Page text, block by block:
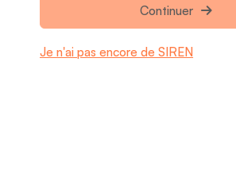
Continuer
Je n'ai pas encore de SIREN